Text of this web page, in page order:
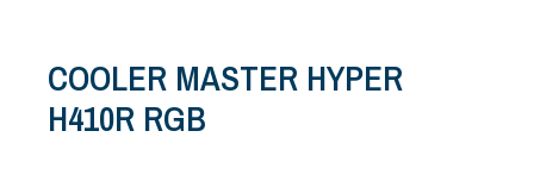
COOLER MASTER HYPER
H410R RGB